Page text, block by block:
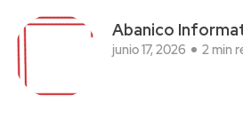
Abanico
junio 17, 2026 2 min